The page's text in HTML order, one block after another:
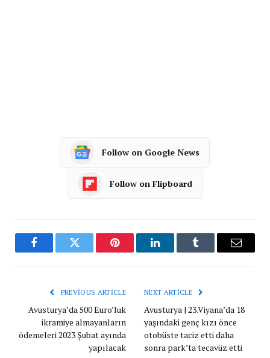
Follow on Google News
Follow on Flipboard
FacebookTwitter Pinterest LinkedInTumblr Email
PREVIOUS ARTICLE
Avusturya’da 500 Euro’luk
ikramiye almayanların
ödemeleri 2023 Şubat ayında
yapılacak
NEXT ARTICLE
Avusturya | 23.Viyana’da 18
yaşındaki genç kızı önce
otobüste taciz etti daha
sonra park’ta tecavüz etti